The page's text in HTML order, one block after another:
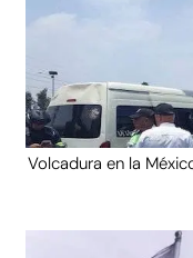
Volcadura en la